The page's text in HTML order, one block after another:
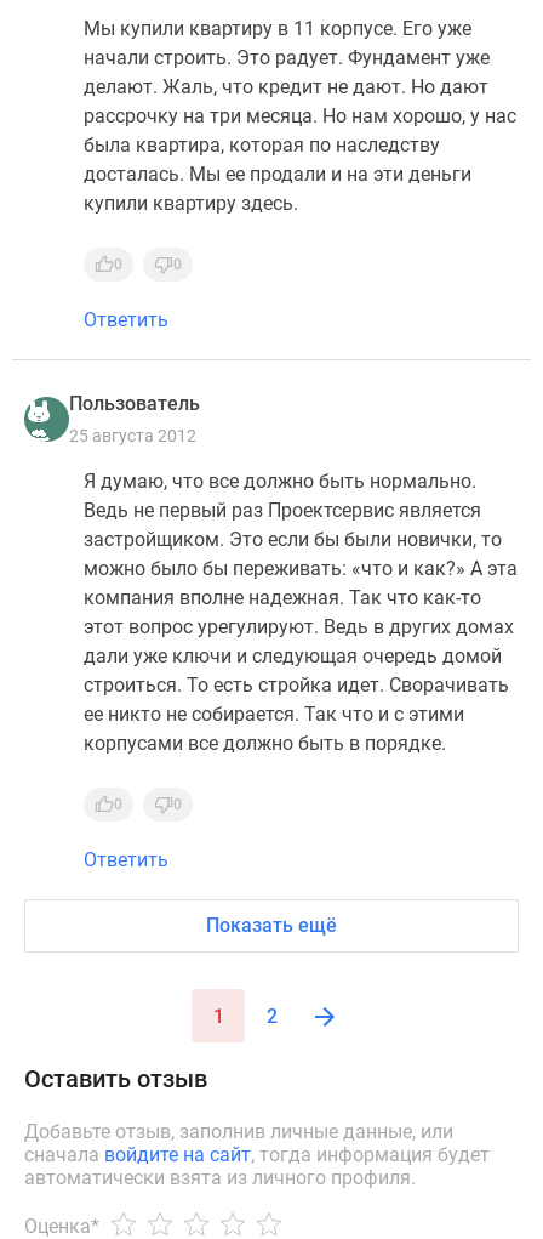
Мы купили квартиру в 11 корпусе. Его уже
начали строить. Это радует. Фундамент уже
делают. Жаль, что кредит не дают. Но дают
рассрочку на три месяца. Но нам хорошо, у нас
была квартира, которая по наследству
досталась. Мы ее продали и на эти деньги
купили квартиру здесь.
0 0
Ответить
Пользователь
25 августа 2012
Я думаю, что все должно быть нормально.
Ведь не первый раз Проектсервис является
застройщиком. Это если бы были новички, то
можно было бы переживать: «что и как?» А эта
компания вполне надежная. Так что как-то
этот вопрос урегулируют. Ведь в других домах
дали уже ключи и следующая очередь домой
строиться. То есть стройка идет. Сворачивать
ее никто не собирается. Так что и с этими
корпусами все должно быть в порядке.
0 0
Ответить
Показать ещё
1 2
Оставить отзыв
Добавьте отзыв, заполнив личные данные, или
сначала войдите на сайт, тогда информация будет
автоматически взята из личного профиля.
Оценка*